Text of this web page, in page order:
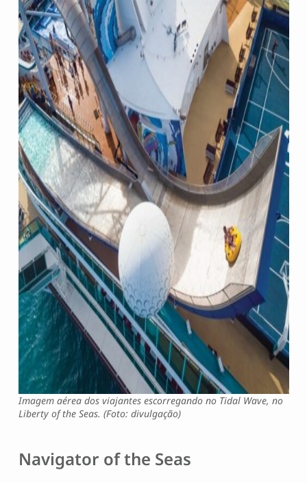
Imagem aérea dos viajantes escorregando no Tidal Wave, no
Liberty of the Seas. (Foto: divulgação)
Navigator of the Seas